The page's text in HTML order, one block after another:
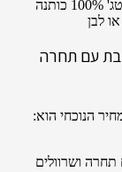
/ כותונת לילה לנשים וינטג' 100% כותנה
לבן
כותנה מעוצבת עם תחרה
הנוכחי הוא:
מעוצבת עם תחרה ושרוולים